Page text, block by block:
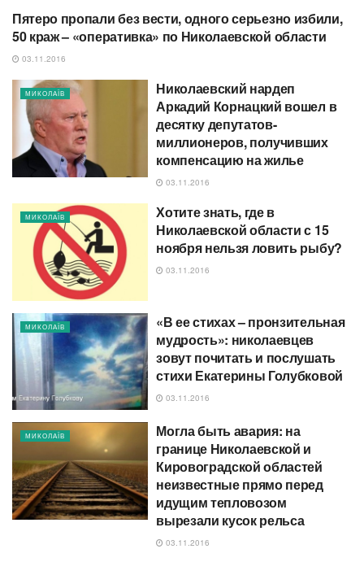
КРИМІНАЛ
Пятеро пропали без вести, одного серьезно избили,
50 краж – «оперативка» по Николаевской области
03.11.2016
МИКОЛАЇВ
Николаевский нардеп
Аркадий Корнацкий вошел в
десятку депутатов-
миллионеров, получивших
компенсацию на жилье
03.11.2016
МИКОЛАЇВ
Хотите знать, где в
Николаевской области с 15
ноября нельзя ловить рыбу?
03.11.2016
МИКОЛАЇВ
«В ее стихах – пронзительная
мудрость»: николаевцев
зовут почитать и послушать
стихи Екатерины Голубковой
03.11.2016
МИКОЛАЇВ
Могла быть авария: на
границе Николаевской и
Кировоградской областей
неизвестные прямо перед
идущим тепловозом
вырезали кусок рельса
03.11.2016